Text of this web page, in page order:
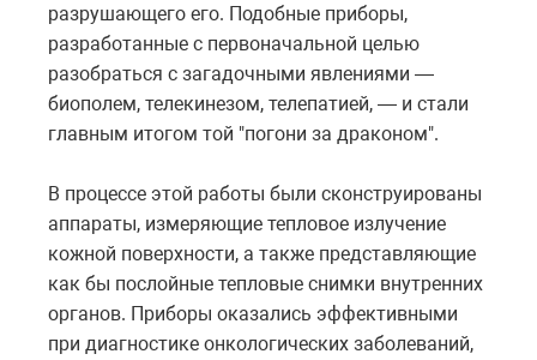
разрушающего его. Подобные приборы,
разработанные с первоначальной целью
разобраться с загадочными явлениями —
биополем, телекинезом, телепатией, — и стали
главным итогом той "погони за драконом".
В процессе этой работы были сконструированы
аппараты, измеряющие тепловое излучение
кожной поверхности, а также представляющие
как бы послойные тепловые снимки внутренних
органов. Приборы оказались эффективными
при диагностике онкологических заболеваний,